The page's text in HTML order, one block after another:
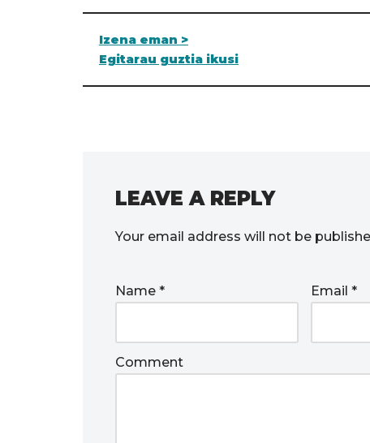
Izena eman >
Egitarau guztia ikusi
LEAVE A REPLY
Your email address will not be
Name * Email*
Comment